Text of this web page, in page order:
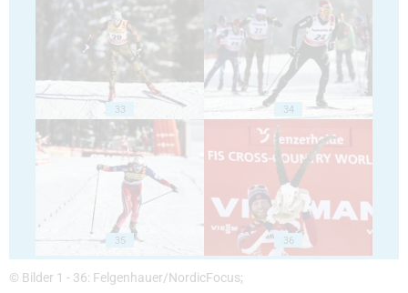
33 34
35 36
© Bilder 1 - 36: Felgenhauer/NordicFocus;